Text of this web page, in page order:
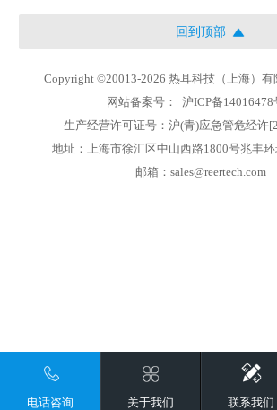
回到顶部
Copyright ©20013-2026 热耳科技（上海）
网站备案号：
沪ICP备14016478
生产经营许可证号：沪(青)应急管危经许
地址：上海市徐汇区中山西路1800号兆丰
邮箱：sales@reertech.com
电话咨询 关于我们 联系我们